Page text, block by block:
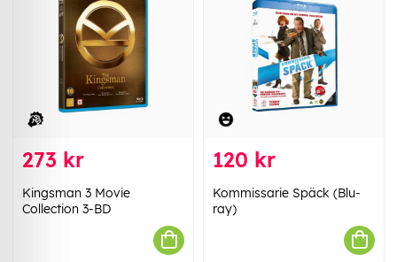
273 kr
Kingsman 3 Movie
Collection 3-BD
120 kr
Kommissarie Späck (Blu-
ray)